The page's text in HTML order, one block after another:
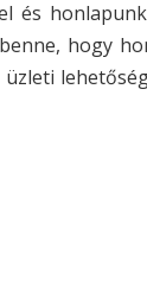
és
hogy